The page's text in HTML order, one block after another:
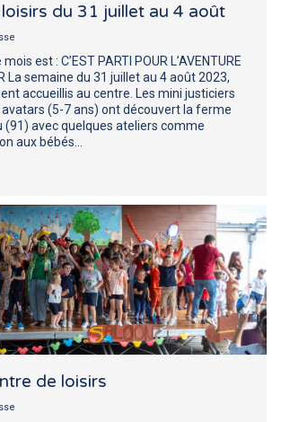
du 31 juillet au 4 août
est : C’EST PARTI POUR L’AVENTURE
La semaine du 31 juillet au 4 août 2023,
accueillis au centre. Les mini justiciers
(5-7 ans) ont découvert la ferme
(91) avec quelques ateliers comme
aux bébés…
de loisirs